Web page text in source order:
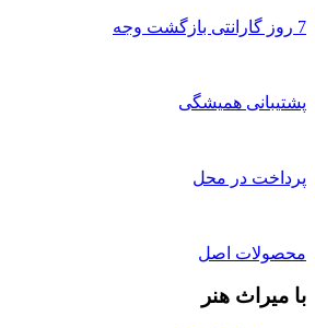
7 روز گارانتی بازگشت وجه
پشتیبانی همیشگی
پرداخت در محل
محصولات اصل
با میراث هنر